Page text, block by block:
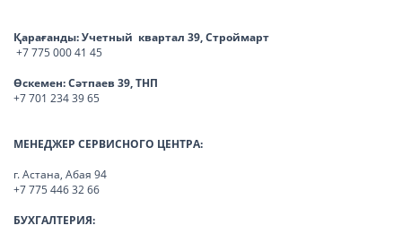
Қарағанды:Учетный квартал 39, Строймарт
+7 775 000 41 45
Өскемен:Сәтпаев 39, ТНП
+7 701 234 39 65
МЕНЕДЖЕР СЕРВИСНОГО ЦЕНТРА:
г. Астана, Абая 94
+7 775 446 32 66
БУХГАЛТЕРИЯ: